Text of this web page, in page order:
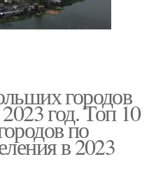
городов
год. Топ 10
по
в 2023